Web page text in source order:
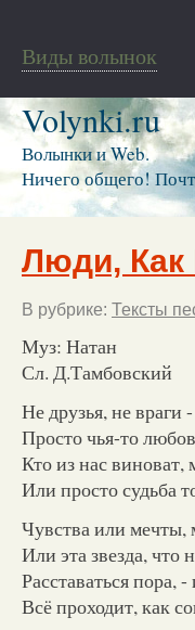
Виды волынок
Volynki.ru
Волынки и Web.
Ничего общего!
Люди, Как
В рубрике: Тексты
Муз: Натан
Сл. Д.Тамбовский
Не друзья, не враги
Просто чья-то
Кто из нас виноват,
Или просто судьба
Чувства или мечты,
Или эта звезда, что
Расставаться пора,
Всё проходит, как